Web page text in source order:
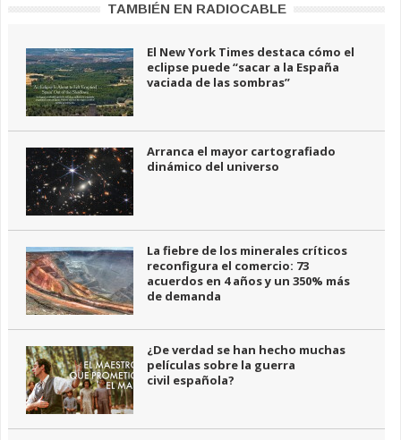
TAMBIÉN EN RADIOCABLE
El New York Times destaca cómo el
eclipse puede “sacar a la España
vaciada de las sombras”
Arranca el mayor cartografiado
dinámico del universo
La fiebre de los minerales críticos
reconfigura el comercio: 73
acuerdos en 4 años y un 350% más
de demanda
¿De verdad se han hecho muchas
películas sobre la guerra
civil española?